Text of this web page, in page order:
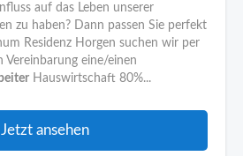
auf das Leben unserer
zu haben? Dann passen Sie perfekt
Residenz Horgen suchen wir per
Vereinbarung eine/einen
Hauswirtschaft 80%...
Jetzt ansehen